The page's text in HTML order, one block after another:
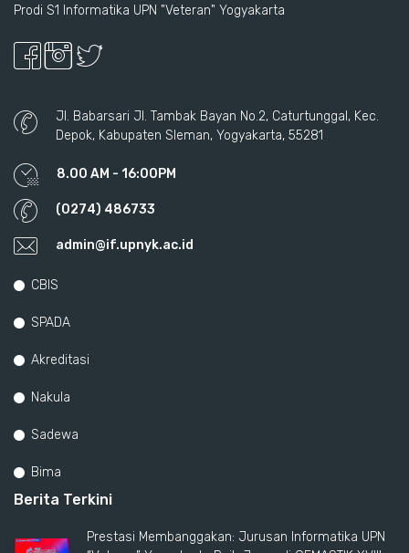
Prodi S1 Informatika UPN "Veteran" Yogyakarta
Jl. Babarsari Jl. Tambak Bayan No.2, Caturtunggal, Kec.
Depok, Kabupaten Sleman, Yogyakarta, 55281
8.00 AM - 16:00PM
(0274) 486733
admin@if.upnyk.ac.id
CBIS
SPADA
Akreditasi
Nakula
Sadewa
Bima
Berita Terkini
Prestasi Membanggakan: Jurusan Informatika UPN